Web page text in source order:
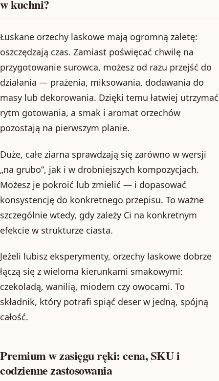
w kuchni?
Łuskane orzechy laskowe mają ogromną zaletę:
oszczędzają czas. Zamiast poświęcać chwilę na
przygotowanie surowca, możesz od razu przejść do
działania — prażenia, miksowania, dodawania do
masy lub dekorowania. Dzięki temu łatwiej utrzymać
rytm gotowania, a smak i aromat orzechów
pozostają na pierwszym planie.
Duże, całe ziarna sprawdzają się zarówno w wersji
„na grubo”, jak i w drobniejszych kompozycjach.
Możesz je pokroić lub zmielić — i dopasować
konsystencję do konkretnego przepisu. To ważne
szczególnie wtedy, gdy zależy Ci na konkretnym
efekcie w strukturze ciasta.
Jeżeli lubisz eksperymenty, orzechy laskowe dobrze
łączą się z wieloma kierunkami smakowymi:
czekoladą, wanilią, miodem czy owocami. To
składnik, który potrafi spiąć deser w jedną, spójną
całość.
Premium w zasięgu ręki: cena, SKU i
codzienne zastosowania